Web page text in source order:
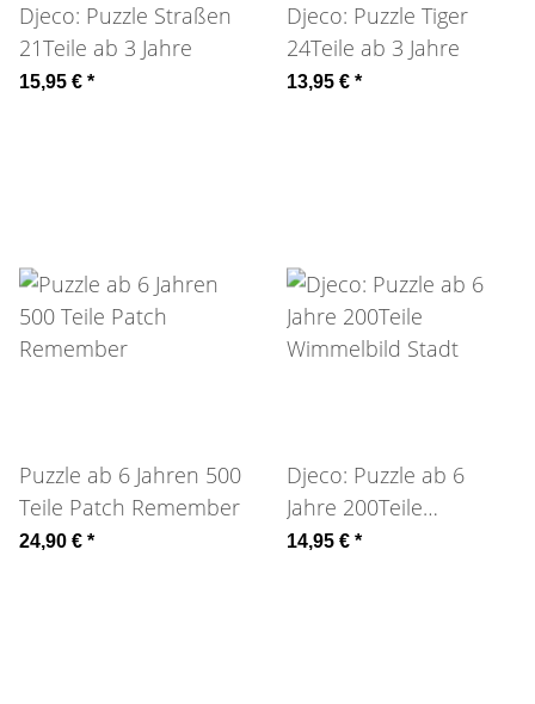
Djeco: Puzzle Straßen
21Teile ab 3 Jahre
15,95 € *
Djeco: Puzzle Tiger
24Teile ab 3 Jahre
13,95 € *
Puzzle ab 6 Jahren 500
Teile Patch Remember
24,90 € *
Djeco: Puzzle ab 6
Jahre 200Teile
Wimmelbild Stadt
14,95 € *